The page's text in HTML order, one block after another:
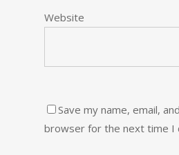
Website
Save my name, email,
browser for the next time I